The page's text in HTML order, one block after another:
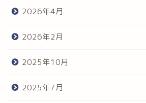
2026年4月
2026年2月
2025年10月
2025年7月